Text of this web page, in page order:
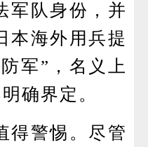
军队身份，并
本海外用兵提
军”，名义上
确界定。
警惕。尽管